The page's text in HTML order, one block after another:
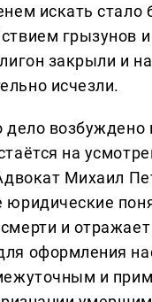
искать стало
грызунов и
закрыли и
исчезли.
дело возбуждено
на
Михаил
юридические
и отражает
оформления
и